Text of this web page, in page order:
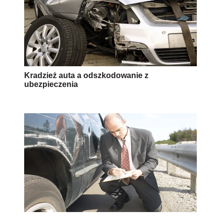
Kradzież auta a odszkodowanie z
ubezpieczenia